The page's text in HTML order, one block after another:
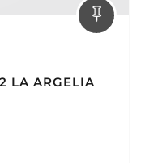
LA ARGELIA